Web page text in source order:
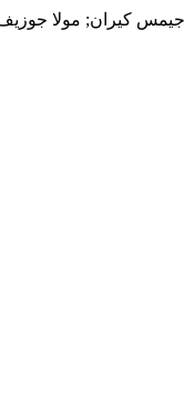
جيمس كيران; مولا جوزيف;